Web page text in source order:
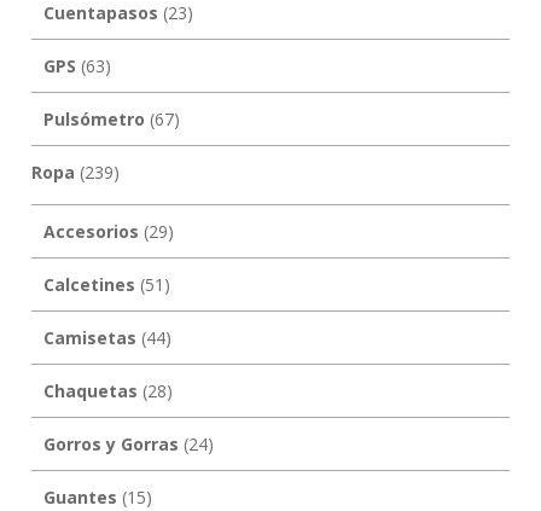
Cuentapasos (23)
GPS (63)
Pulsómetro (67)
Ropa (239)
Accesorios (29)
Calcetines (51)
Camisetas (44)
Chaquetas (28)
Gorros y Gorras (24)
Guantes (15)